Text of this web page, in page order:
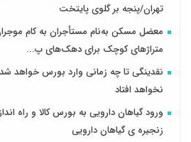
تهران/پنجه بر گلوی پایتخت
معضل مسکن به‌نام مستأجران به کام
متراژهای کوچک برای دهک‌های پ...
نقدینگی تا چه زمانی وارد بورس خواهد
نخواهد افتاد
ورود گیاهان دارویی به بورس کالا و راه
زنجیره ی گیاهان دارویی